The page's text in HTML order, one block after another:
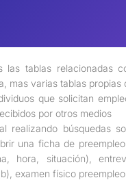
las tablas
mas varias tablas propias
que solicitan
por otros medios
realizando búsquedas
una ficha de
hora, situación),
examen físico